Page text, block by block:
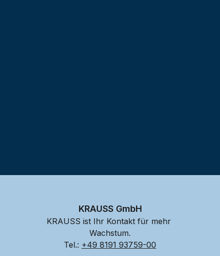
KRAUSS GmbH
KRAUSS ist Ihr Kontakt für mehr
Wachstum.
Tel.: +49 8191 93759-00